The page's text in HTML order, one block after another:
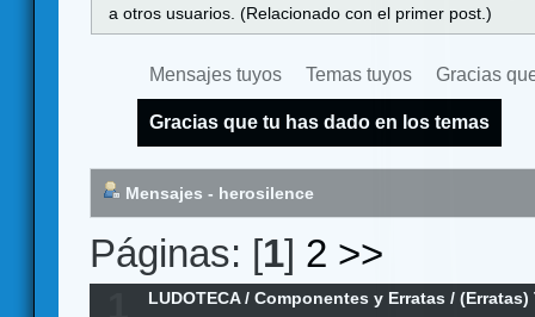
a otros usuarios. (Relacionado con el primer post.)
Mensajes tuyos Temas tuyos Gracias
Gracias que tu has dado en los temas
Mensajes - herosilence
Páginas: [1] 2 >>
LUDOTECA/Componentes y Erratas /(Erratas)